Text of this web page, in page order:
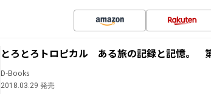
とろとろトロピカル ある旅の記録と記憶。
D-Books
2018.03.29 発売